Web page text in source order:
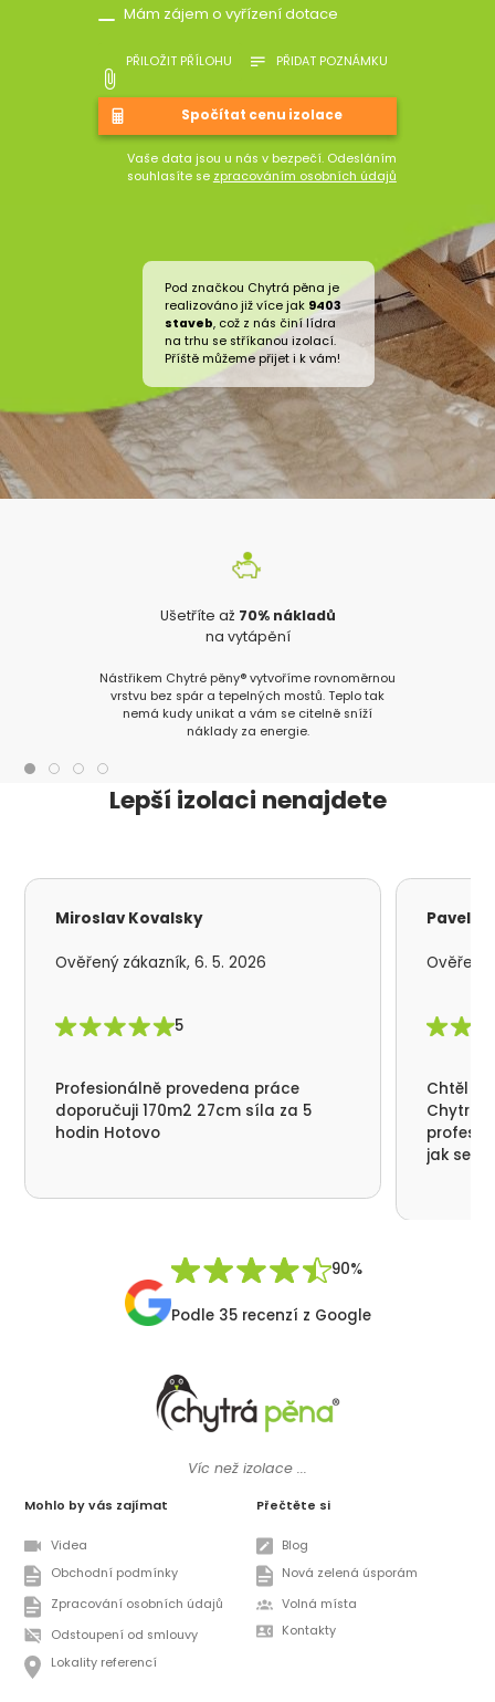
Mám zájem o vyřízení dotace
PŘILOŽIT PŘÍLOHU PŘIDAT POZNÁMKU
Vaše data jsou u nás v bezpečí. Odesláním
souhlasíte se zpracováním osobních údajů
Pod značkou Chytrá pěna je
realizováno již více jak 9403
staveb, což z nás činí lídra
na trhu se stříkanou izolací.
Příště můžeme přijet i k vám!
Ušetříte až 70% nákladů
na vytápění
Nástřikem Chytré pěny® vytvoříme rovnoměrnou
vrstvu bez spár a tepelných mostů. Teplo tak
nemá kudy unikat a vám se citelně sníží
náklady za energie.
Lepší izolaci nenajdete
Miroslav Kovalsky
Ověřený zákazník, 6. 5. 2026
5
Profesionálně provedena práce
doporučuji 170m2 27cm síla za 5
hodin Hotovo
Pavel
Ověřený
Chtěl
Chytrá
jak se
90%
Podle 35 recenzí z Google
Víc než izolace ...
Mohlo by vás zajímat
Videa
Obchodní podmínky
Zpracování osobních údajů
Odstoupení od smlouvy
Lokality referencí
Přečtěte si
Blog
Nová zelená úsporám
Volná místa
Kontakty